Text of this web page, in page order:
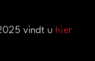
vindt uhier